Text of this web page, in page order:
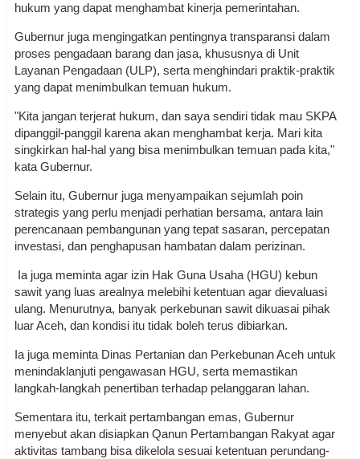
hukum yang dapat menghambat kinerja pemerintahan.
Gubernur juga mengingatkan pentingnya transparansi dalam
proses pengadaan barang dan jasa, khususnya di Unit
Layanan Pengadaan (ULP), serta menghindari praktik-praktik
yang dapat menimbulkan temuan hukum.
"Kita jangan terjerat hukum, dan saya sendiri tidak mau SKPA
dipanggil-panggil karena akan menghambat kerja. Mari kita
singkirkan hal-hal yang bisa menimbulkan temuan pada kita,"
kata Gubernur.
Selain itu, Gubernur juga menyampaikan sejumlah poin
strategis yang perlu menjadi perhatian bersama, antara lain
perencanaan pembangunan yang tepat sasaran, percepatan
investasi, dan penghapusan hambatan dalam perizinan.
Ia juga meminta agar izin Hak Guna Usaha (HGU) kebun
sawit yang luas arealnya melebihi ketentuan agar dievaluasi
ulang. Menurutnya, banyak perkebunan sawit dikuasai pihak
luar Aceh, dan kondisi itu tidak boleh terus dibiarkan.
Ia juga meminta Dinas Pertanian dan Perkebunan Aceh untuk
menindaklanjuti pengawasan HGU, serta memastikan
langkah-langkah penertiban terhadap pelanggaran lahan.
Sementara itu, terkait pertambangan emas, Gubernur
menyebut akan disiapkan Qanun Pertambangan Rakyat agar
aktivitas tambang bisa dikelola sesuai ketentuan perundang-